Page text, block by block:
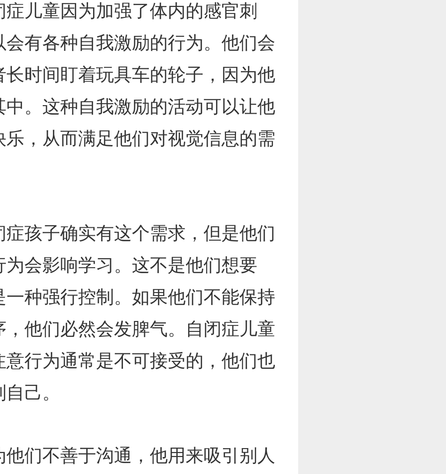
童因为加强了体内的感官刺
会有各种自我激励的行为。他们会
长时间盯着玩具车的轮子，因为他
中。这种自我激励的活动可以让他
乐，从而满足他们对视觉信息的需
子确实有这个需求，但是他们
为会影响学习。这不是他们想要
一种强行控制。如果他们不能保持
，他们必然会发脾气。自闭症儿童
意行为通常是不可接受的，他们也
己。
不善于沟通，他用来吸引别人